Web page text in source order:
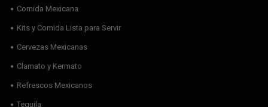
Comida Mexicana
Kits y Comida Lista para Servir
Cervezas Mexicanas
Clamato y Kermato
Refrescos Mexicanos
Tequila